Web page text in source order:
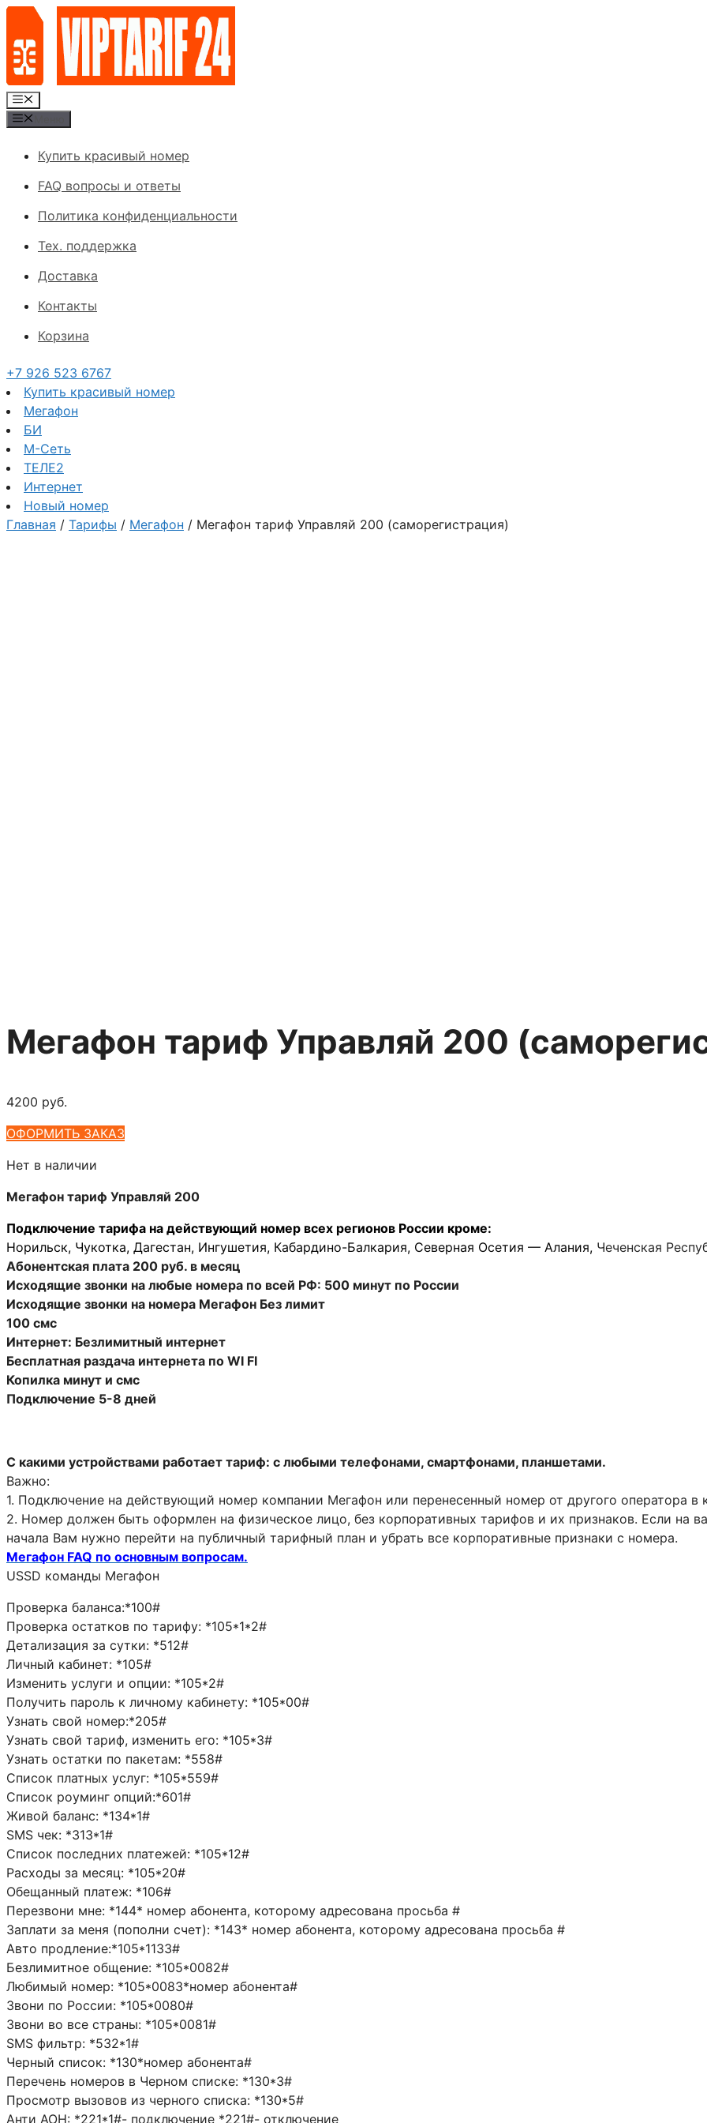
Перейти
содержимому
Меню
Купить красивый номер
FAQ вопросы и ответы
Политика конфиденциальности
Тех. поддержка
Доставка
Контакты
Корзина
+7 926 523 6767
Купить красивый номер
Мегафон
БИ
М-Сеть
ТЕЛЕ2
Интернет
Новый номер
Главная / Тарифы / Мегафон / Мегафон тариф Управляй 200 (саморегистрация)
Мегафон тариф Управляй 200
4200 руб.
ОФОРМИТЬ ЗАКАЗ
Нет в наличии
Мегафон тариф Управляй 200
Подключение тарифа на действующий номер всех регионов России кроме:
Норильск, Чукотка, Дагестан, Ингушетия, Кабардино-Балкария, Северная Осетия — Алания, Чеченская
Абонентская плата 200 руб. в месяц
Исходящие звонки на любые номера по всей РФ: 500 минут по России
Исходящие звонки на номера Мегафон Без лимит
100 смс
Интернет: Безлимитный интернет
Бесплатная раздача интернета по WI FI
Копилка минут и смс
Подключение 5-8 дней
С какими устройствами работает тариф: с любыми телефонами, смартфонами, планшетами.
Важно:
1. Подключение на действующий номер компании Мегафон или перенесенный номер от другого оператора в
2. Номер должен быть оформлен на физическое лицо, без корпоративных тарифов и их признаков. Если на
начала Вам нужно перейти на публичный тарифный план и убрать все корпоративные признаки с номера.
Мегафон FAQ по основным вопросам.
USSD команды Мегафон
Проверка баланса:*100#
Проверка остатков по тарифу: *105*1*2#
Детализация за сутки: *512#
Личный кабинет: *105#
Изменить услуги и опции: *105*2#
Получить пароль к личному кабинету: *105*00#
Узнать свой номер:*205#
Узнать свой тариф, изменить его: *105*3#
Узнать остатки по пакетам: *558#
Список платных услуг: *105*559#
Список роуминг опций:*601#
Живой баланс: *134*1#
SMS чек: *313*1#
Список последних платежей: *105*12#
Расходы за месяц: *105*20#
Обещанный платеж: *106#
Перезвони мне: *144* номер абонента, которому адресована просьба #
Заплати за меня (пополни счет): *143* номер абонента, которому адресована просьба #
Авто продление:*105*1133#
Безлимитное общение: *105*0082#
Любимый номер: *105*0083*номер абонента#
Звони по России: *105*0080#
Звони во все страны: *105*0081#
SMS фильтр: *532*1#
Черный список: *130*номер абонента#
Перечень номеров в Черном списке: *130*3#
Просмотр вызовов из черного списка: *130*5#
Анти АОН: *221*1#- подключение *221#- отключение